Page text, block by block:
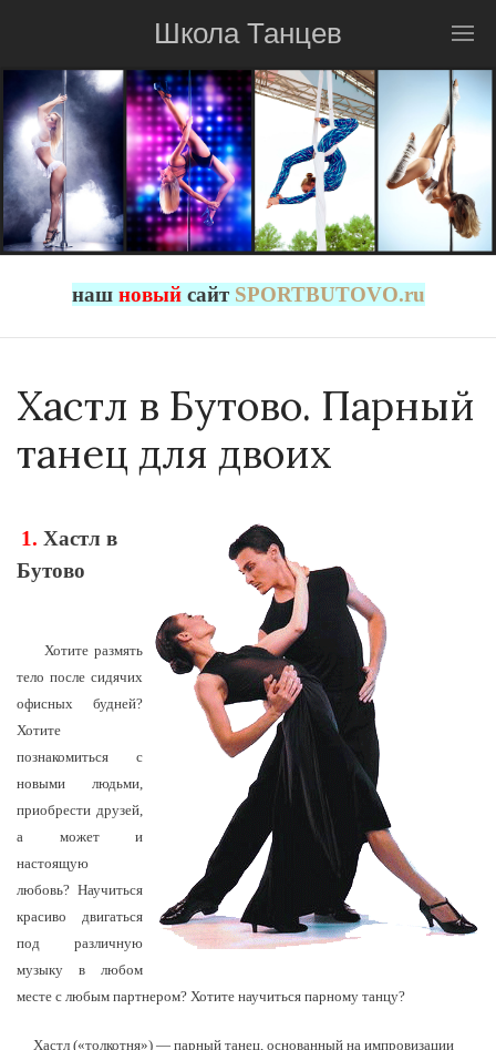
Школа Танцев
наш новыйсайт SPORTBUTOVO.ru
Хастл в Бутово. Парный
танец для двоих
1. Хастл в
Бутово
Хотите размять
тело после сидячих
офисных будней?
Хотите
познакомиться с
новыми людьми,
приобрести друзей,
а может и
настоящую
любовь? Научиться
красиво двигаться
под различную
музыку в любом
месте с любым партнером? Хотите научиться парному танцу?
Хастл («толкотня») — парный танец, основанный на импровизации